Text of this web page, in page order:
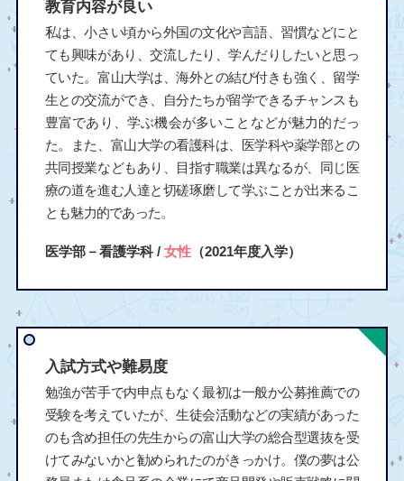
教育内容が良い
私は、小さい頃から外国の文化や言語、習慣などにと
ても興味があり、交流したり、学んだりしたいと思っ
ていた。富山大学は、海外との結び付きも強く、留学
生との交流ができ、自分たちが留学できるチャンスも
豊富であり、学ぶ機会が多いことなどが魅力的だっ
た。また、富山大学の看護科は、医学科や薬学部との
共同授業などもあり、目指す職業は異なるが、同じ医
療の道を進む人達と切磋琢磨して学ぶことが出来るこ
とも魅力的であった。
医学部－看護学科 / 女性（2021年度入学）
入試方式や難易度
勉強が苦手で内申点もなく最初は一般か公募推薦での
受験を考えていたが、生徒会活動などの実績があった
のも含め担任の先生からの富山大学の総合型選抜を受
けてみないかと勧められたのがきっかけ。僕の夢は公